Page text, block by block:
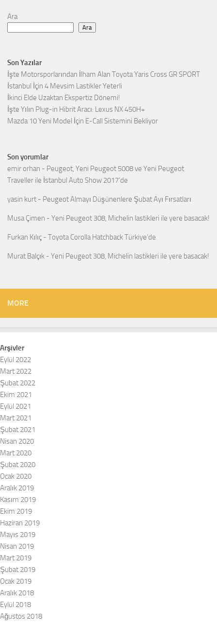
Ara
Ara
Son Yazılar
İşte Motorsporlarından İlham Alan Toyota Yaris Cross GR SPORT
İstanbul İçin 4 Mevsim Lastikler Yeterli
İkinci Elde Uzaktan Ekspertiz Dönemi!
İşte Yılın Plug-in Hibrit Aracı: Lexus NX 450H+
Mazda 10 Yeni Model İçin E-Call Sistemini Bekliyor
Son yorumlar
emir orhan - Peugeot, Yeni Peugeot 5008 ve Yeni Peugeot
Traveller ile İstanbul Auto Show 2017’de
yasin kurt - Peugeot Almayı Düşünenlere Şubat Ayı Fırsatları
Musa Çimen - Yeni Peugeot 308, Michelin lastikleri ile yere basacak!
Furkan Kılıç - Toyota Corolla Hatchback Türkiye’de
Murat Balçık - Yeni Peugeot 308, Michelin lastikleri ile yere basacak!
MORE
Arşivler
Eylül 2022
Mart 2022
Şubat 2022
Ekim 2021
Eylül 2021
Mart 2021
Şubat 2021
Nisan 2020
Mart 2020
Şubat 2020
Ocak 2020
Aralık 2019
Kasım 2019
Ekim 2019
Haziran 2019
Mayıs 2019
Nisan 2019
Mart 2019
Şubat 2019
Ocak 2019
Aralık 2018
Eylül 2018
Ağustos 2018